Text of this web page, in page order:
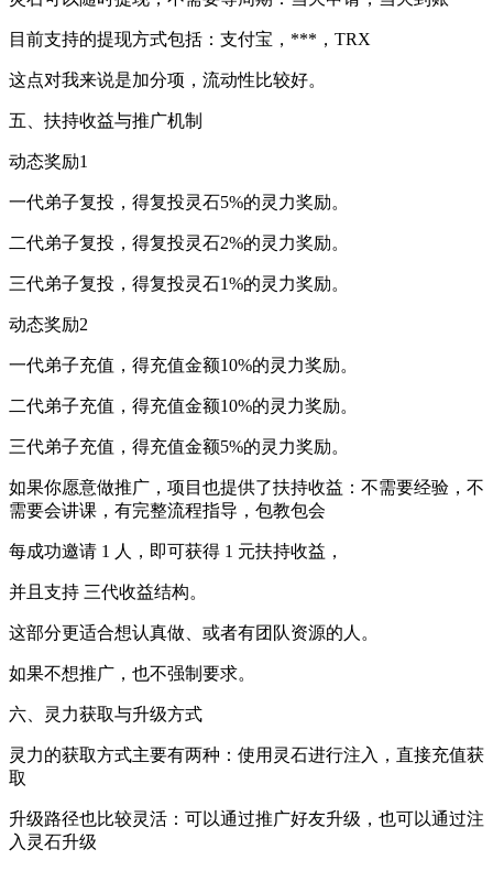
目前支持的提现方式包括：支付宝，***，TRX
这点对我来说是加分项，流动性比较好。
五、扶持收益与推广机制
动态奖励1
一代弟子复投，得复投灵石5%的灵力奖励。
二代弟子复投，得复投灵石2%的灵力奖励。
三代弟子复投，得复投灵石1%的灵力奖励。
动态奖励2
一代弟子充值，得充值金额10%的灵力奖励。
二代弟子充值，得充值金额10%的灵力奖励。
三代弟子充值，得充值金额5%的灵力奖励。
如果你愿意做推广，项目也提供了扶持收益：不需要经验，不
需要会讲课，有完整流程指导，包教包会
每成功邀请 1 人，即可获得 1 元扶持收益，
并且支持 三代收益结构。
这部分更适合想认真做、或者有团队资源的人。
如果不想推广，也不强制要求。
六、灵力获取与升级方式
灵力的获取方式主要有两种：使用灵石进行注入，直接充值获
取
升级路径也比较灵活：可以通过推广好友升级，也可以通过注
入灵石升级